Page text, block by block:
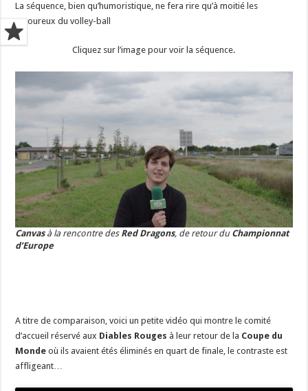
La séquence, bien qu’humoristique, ne fera rire qu’à moitié les
amoureux du volley-ball
Cliquez sur l’image pour voir la séquence.
Canvasà la rencontre des Red Dragons, de retour du Championnat
d’Europe
A titre de comparaison, voici un petite vidéo qui montre le comité
d’accueil réservé aux Diables Rouges à leur retour de la Coupe du
Monde où ils avaient étés éliminés en quart de finale, le contraste est
affligeant…